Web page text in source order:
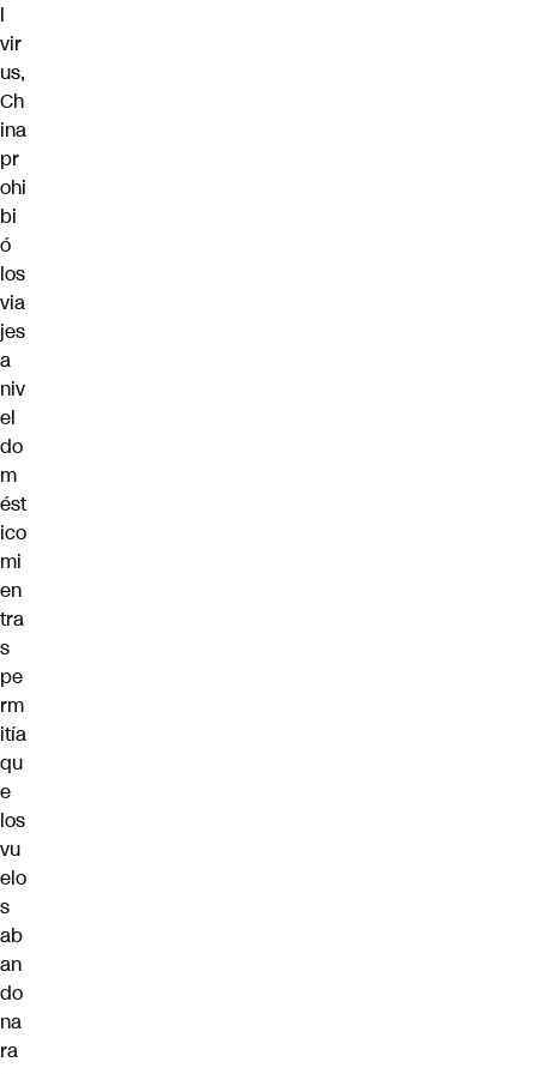
l
vir
us,
Ch
ina
pr
ohi
bi
ó
los
via
jes
a
niv
el
do
m
ést
ico
mi
en
tra
s
pe
rm
itía
qu
e
los
vu
elo
s
ab
an
do
na
ra